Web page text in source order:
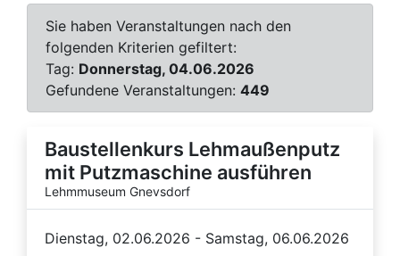
Sie haben Veranstaltungen nach den
folgenden Kriterien gefiltert:
Tag: Donnerstag, 04.06.2026
Gefundene Veranstaltungen: 449
Baustellenkurs Lehmaußenputz
mit Putzmaschine ausführen
Lehmmuseum Gnevsdorf
Dienstag, 02.06.2026 - Samstag, 06.06.2026